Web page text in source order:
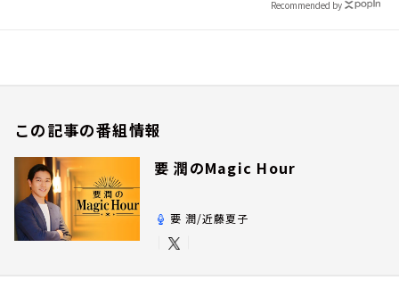
Recommended by
この記事の番組情報
要 潤のMagic Hour
要 潤/近藤夏子